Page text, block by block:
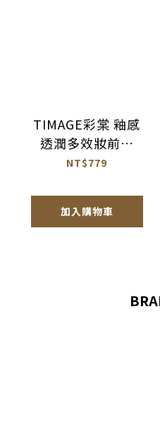
TIMAGE彩棠 釉感
透潤多效妝前乳
40g 公司貨
NT$779
加入購物車